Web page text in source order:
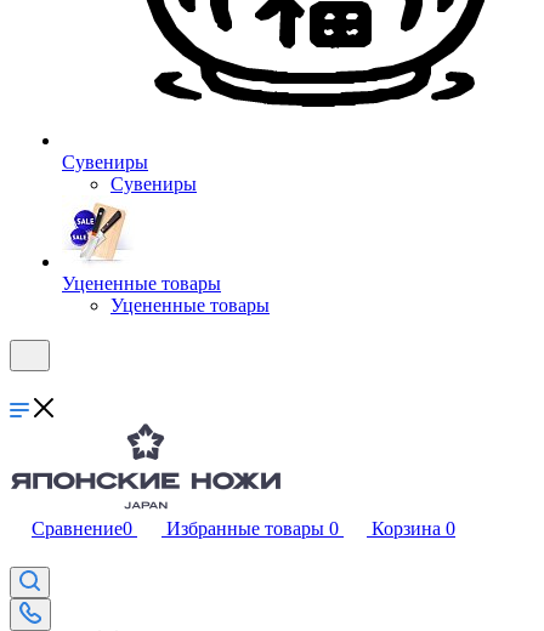
Сувениры
Сувениры
Уцененные товары
Уцененные товары
Сравнение0 Избранные товары 0 Корзина 0